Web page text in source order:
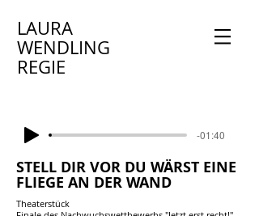
LAURA
WENDLING
REGIE
-01:40
STELL DIR VOR DU WÄRST EINE
FLIEGE AN DER WAND
Theaterstück